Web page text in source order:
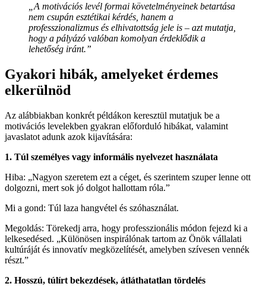
„A motivációs levél formai követelményeinek betartása
nem csupán esztétikai kérdés, hanem a
professzionalizmus és elhivatottság jele is – azt mutatja,
hogy a pályázó valóban komolyan érdeklődik a
lehetőség iránt.”
Gyakori hibák, amelyeket érdemes
elkerülnöd
Az alábbiakban konkrét példákon keresztül mutatjuk be a
motivációs levelekben gyakran előforduló hibákat, valamint
javaslatot adunk azok kijavítására:
1. Túl személyes vagy informális nyelvezet használata
Hiba: „Nagyon szeretem ezt a céget, és szerintem szuper lenne ott
dolgozni, mert sok jó dolgot hallottam róla.”
Mi a gond: Túl laza hangvétel és szóhasználat.
Megoldás: Törekedj arra, hogy professzionális módon fejezd ki a
lelkesedésed. „Különösen inspirálónak tartom az Önök vállalati
kultúráját és innovatív megközelítését, amelyben szívesen vennék
részt.”
2. Hosszú, túlírt bekezdések, átláthatatlan tördelés